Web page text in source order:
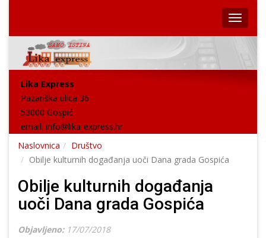
Lika Express
Pazariška ulica 36
53000 Gospić
email: info@lika-express.hr
Naslovnica
Društvo
Obilje kulturnih događanja uoči Dana grada Gospića
Obilje kulturnih događanja
uoči Dana grada Gospića
Objavljeno: 17/07/2018